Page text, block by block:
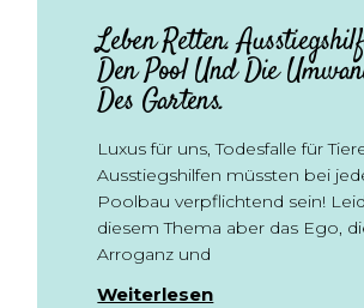
Leben Retten.
Den Pool Und Die
Des Gartens.
Luxus für uns, Todesfalle für
Ausstiegshilfen müssten bei
Poolbau verpflichtend sein!
diesem Thema aber das Ego,
Arroganz und
Weiterlesen